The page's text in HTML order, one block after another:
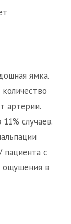
ямка.
артерии.
случаев.
пациента с
ощущения в